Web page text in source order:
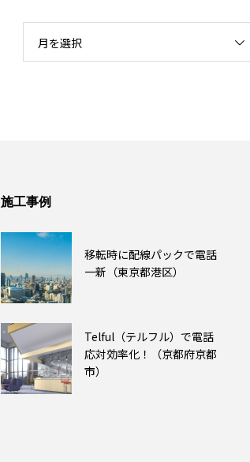
月を選択
施工事例
移転時に配線パックで電話
一新（東京都港区）
Telful（テルフル）で電話
応対効率化！（京都府京都
市）